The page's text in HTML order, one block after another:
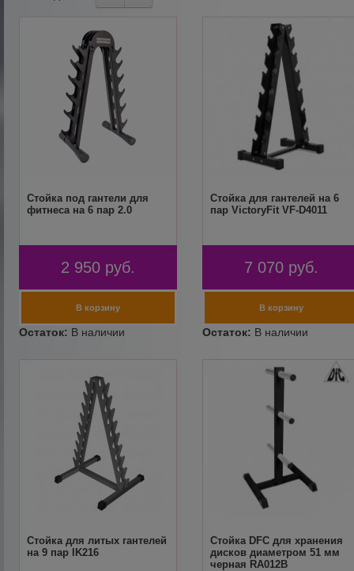
Стойка под гантели для
фитнеса на 6 пар 2.0
2 950 руб.
Стойка для гантелей на 6
пар VictoryFit VF-D4011
7 070 руб.
Cтойка для литых гантелей
на 9 пар IK216
Стойка DFC для хранения
дисков диаметром 51 мм
черная RA012B